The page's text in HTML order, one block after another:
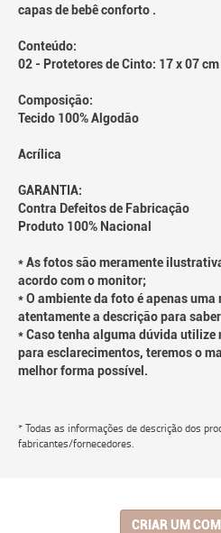
capas de bebê
Conteúdo:
02 - Protetores de Cinto: 17 x 07
Composição:
Tecido
Acrílica
GARANTIA:
Contra Defeitos de Fabricação
Produto 100% Nacional
* As fotos são meramente
acordo com o monitor;
* O ambiente da foto é apenas uma
atentamente a descrição para
* Caso tenha alguma dúvida utilize
para esclarecimentos, teremos o
melhor forma possível.
* Todas as informações de descrição dos
fabricantes/fornecedores.
CRIAR UM